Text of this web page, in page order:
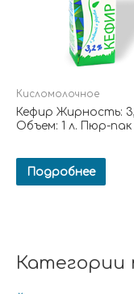
Категории
Кисломолочное
Кефир Жирность:
Объем: 1 л. Пюр-пак
Подробнее